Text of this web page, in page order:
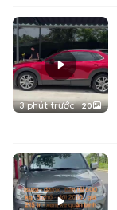
3 phút trước 20